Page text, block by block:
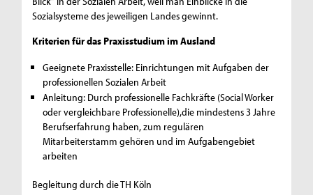
Sozialsysteme des jeweiligen Landes gewinnt.
Kriterien für das Praxisstudium im Ausland
Geeignete Praxisstelle: Einrichtungen mit Aufgaben der
professionellen Sozialen Arbeit
Anleitung: Durch professionelle Fachkräfte (Social Worker
oder vergleichbare Professionelle),die mindestens 3 Jahre
Berufserfahrung haben, zum regulären
Mitarbeiterstamm gehören und im Aufgabengebiet
arbeiten
Begleitung durch die TH Köln